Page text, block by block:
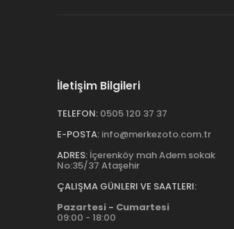
İletişim Bilgileri
TELEFON: 0505 120 37 37
E-POSTA: info@merkezoto.com.tr
ADRES: İçerenköy mah Adem sokak
No:35/37 Ataşehir
ÇALIŞMA GÜNLERI VE SAATLERI:
Pazartesi - Cumartesi
09:00 - 18:00